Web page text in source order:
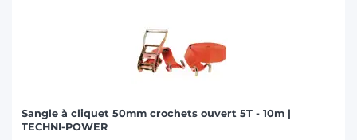
Sangle à cliquet 50mm crochets ouvert 5T - 10m |
TECHNI-POWER